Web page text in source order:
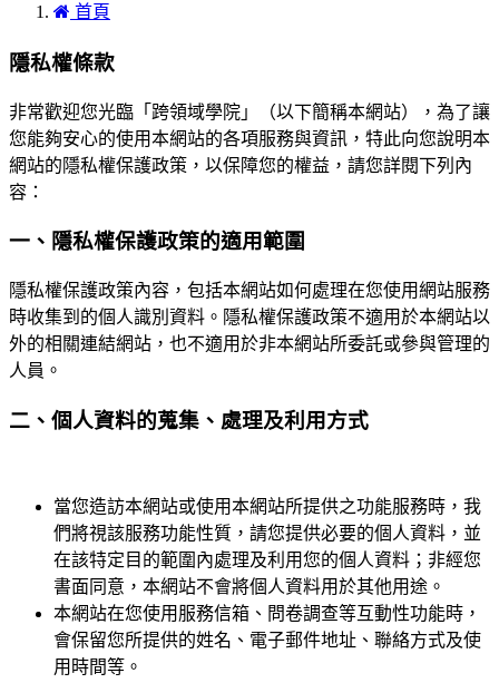
首頁
隱私權條款
非常歡迎您光臨「跨領域學院」（以下簡稱本網站），為了讓
您能夠安心的使用本網站的各項服務與資訊，特此向您說明本
網站的隱私權保護政策，以保障您的權益，請您詳閱下列內
容：
一、隱私權保護政策的適用範圍
隱私權保護政策內容，包括本網站如何處理在您使用網站服務
時收集到的個人識別資料。隱私權保護政策不適用於本網站以
外的相關連結網站，也不適用於非本網站所委託或參與管理的
人員。
二、個人資料的蒐集、處理及利用方式
當您造訪本網站或使用本網站所提供之功能服務時，我
們將視該服務功能性質，請您提供必要的個人資料，並
在該特定目的範圍內處理及利用您的個人資料；非經您
書面同意，本網站不會將個人資料用於其他用途。
本網站在您使用服務信箱、問卷調查等互動性功能時，
會保留您所提供的姓名、電子郵件地址、聯絡方式及使
用時間等。